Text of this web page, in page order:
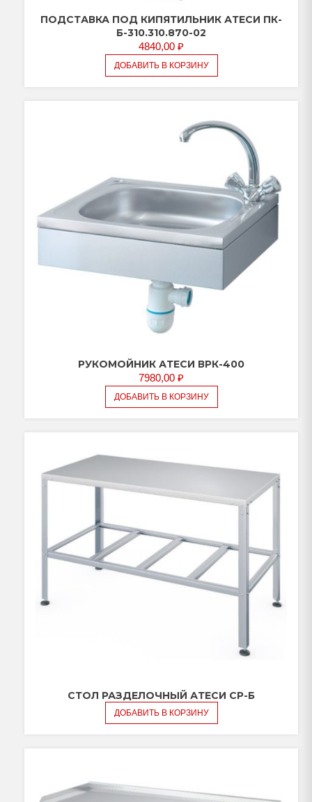
ПОДСТАВКА ПОД КИПЯТИЛЬНИК АТЕСИ ПК-
Б-310.310.870-02
4840,00 ₽
ДОБАВИТЬ В КОРЗИНУ
РУКОМОЙНИК АТЕСИ ВРК-400
7980,00 ₽
ДОБАВИТЬ В КОРЗИНУ
СТОЛ РАЗДЕЛОЧНЫЙ АТЕСИ СР-Б
ДОБАВИТЬ В КОРЗИНУ